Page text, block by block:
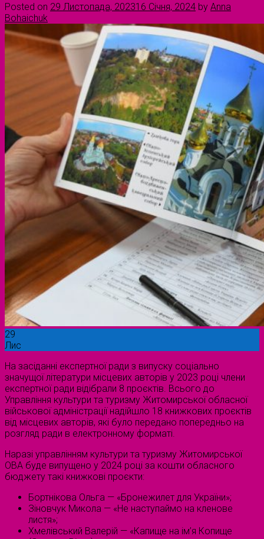
Posted on 29 Листопада, 202316 Січня, 2024 by Anna
Bohaichuk
29
Лис
На засіданні експертної ради з випуску соціально
значущої літератури місцевих авторів у 2023 році члени
експертної ради відібрали 8 проєктів. Всього до
Управління культури та туризму Житомирської обласної
військової адміністрації надійшло 18 книжкових проєктів
від місцевих авторів, які було передано попередньо на
розгляд ради в електронному форматі.
Наразі управлінням культури та туризму Житомирської
ОВА буде випущено у 2024 році за кошти обласного
бюджету такі книжкові проєкти:
Бортнікова Ольга — «Бронежилет для України»;
Зіновчук Микола — «Не наступаймо на кленове
листя»;
Хмелівський Валерій — «Капище на ім’я Копище